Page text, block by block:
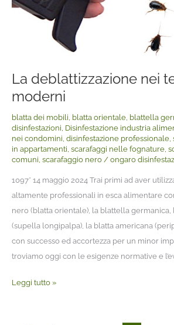
La deblattizzazione nei
moderni
blatta dei mobili, blatta orientale, blattella
disinfestazioni, Disinfestazione industria
nei condomini, disinfestazione professionale,
in appartamenti, scarafaggi nelle fognature,
comuni, scarafaggio nero/ ongaro
1097* 14 maggio 2024 Trai primi ad aver
altamente professionali in esca alimentare
nero (blatta orientale), la blattella germanica,
(supella longipalpa), la blatta americana
con successo ed accortezza per un minor
troviamo oggi con le esigenze normative e
Leggi tutto »